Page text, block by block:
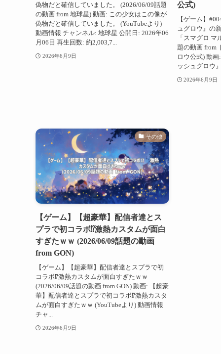
偽物だと確信していました。 (2026/06/09話題
の動画 from 地球星) 動画: この少女はこの像が
偽物だと確信していました。 (YouTubeより)
動画情報 チャンネル: 地球星 公開日: 2026年06
月06日 再生回数: 約2,003,7...
2026年6月9日
公式)
【ゲーム】
ュグロウ』の
「スマグロ
題の動画 from
ロウ公式) 動
ッシュグロウ
2026年6月9日
その他
【ゲーム】【超豪華】配信者達とス
プラで初コラボ⁉️激熱カスタムが面白
すぎたｗｗ (2026/06/09話題の動画
from GON)
【ゲーム】【超豪華】配信者達とスプラで初
コラボ⁉️激熱カスタムが面白すぎたｗｗ
(2026/06/09話題の動画 from GON) 動画: 【超豪
華】配信者達とスプラで初コラボ⁉️激熱カスタ
ムが面白すぎたｗｗ (YouTubeより) 動画情報
チャ...
2026年6月9日